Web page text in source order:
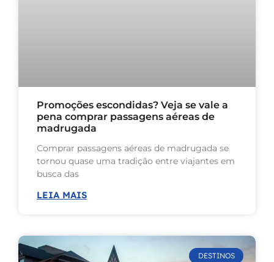
Promoções escondidas? Veja se vale a
pena comprar passagens aéreas de
madrugada
Comprar passagens aéreas de madrugada se
tornou quase uma tradição entre viajantes em
busca das
LEIA MAIS
DESTINOS